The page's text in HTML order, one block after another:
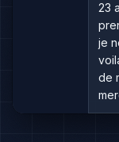
23
je
de